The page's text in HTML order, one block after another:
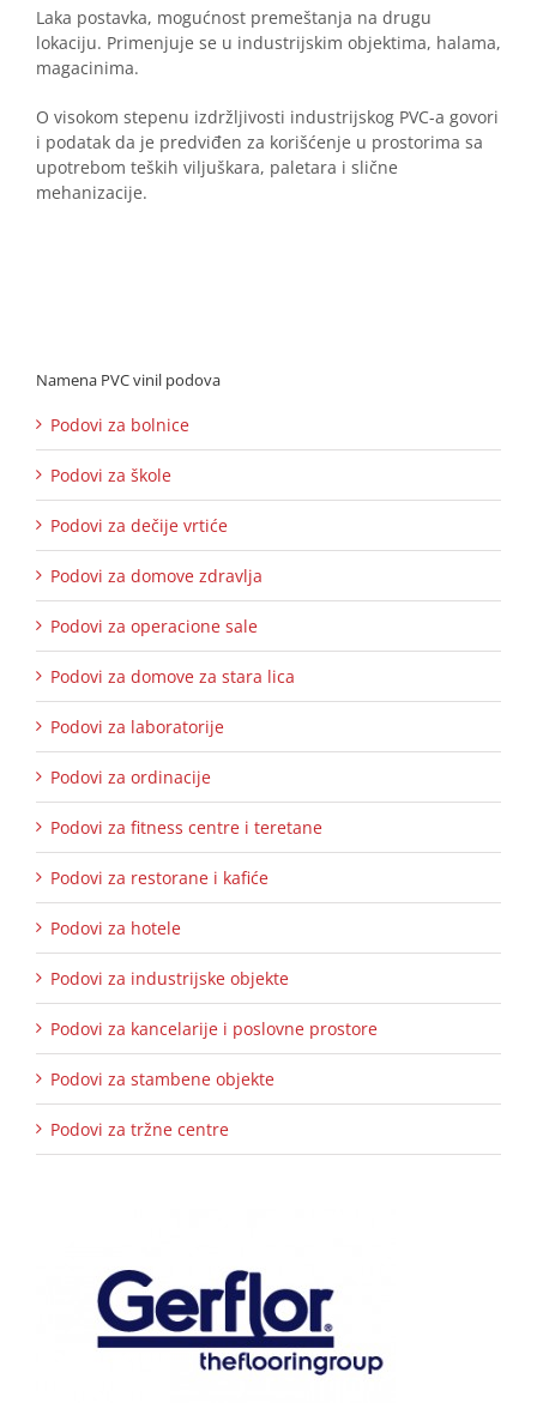
Laka postavka, mogućnost premeštanja na drugu
lokaciju. Primenjuje se u industrijskim objektima, halama,
magacinima.
O visokom stepenu izdržljivosti industrijskog PVC-a govori
i podatak da je predviđen za korišćenje u prostorima sa
upotrebom teških viljuškara, paletara i slične
mehanizacije.
Namena PVC vinil podova
Podovi za bolnice
Podovi za škole
Podovi za dečije vrtiće
Podovi za domove zdravlja
Podovi za operacione sale
Podovi za domove za stara lica
Podovi za laboratorije
Podovi za ordinacije
Podovi za fitness centre i teretane
Podovi za restorane i kafiće
Podovi za hotele
Podovi za industrijske objekte
Podovi za kancelarije i poslovne prostore
Podovi za stambene objekte
Podovi za tržne centre